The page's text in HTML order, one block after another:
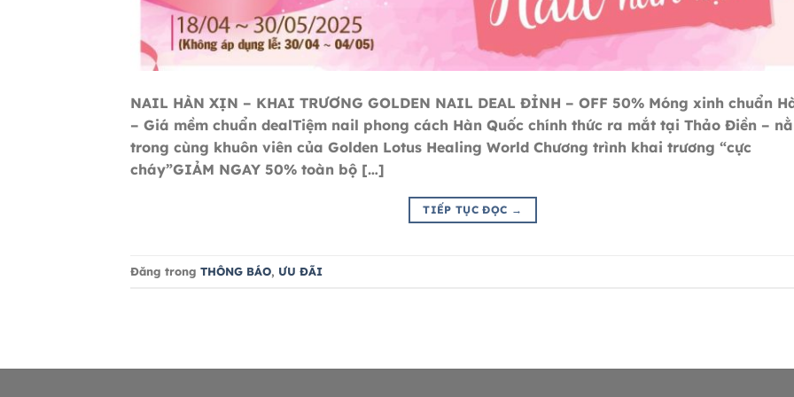
NAIL HÀN XỊN – KHAI TRƯƠNG GOLDEN NAIL DEAL ĐỈNH – OFF 50% Móng xinh chuẩn
– Giá mềm chuẩn dealTiệm nail phong cách Hàn Quốc chính thức ra mắt tại Thảo Điền –
trong cùng khuôn viên của Golden Lotus Healing World Chương trình khai trương “cực
cháy”GIẢM NGAY 50% toàn bộ […]
TIẾP TỤC ĐỌC →
Đăng trong THÔNG BÁO, ƯU ĐÃI